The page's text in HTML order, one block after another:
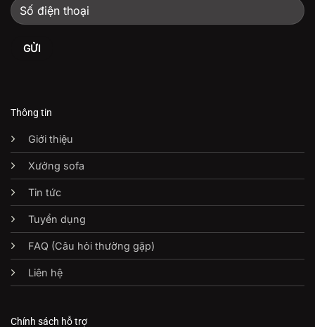
Thông tin
Giới thiệu
Xưởng sofa
Tin tức
Tuyển dụng
FAQ (Câu hỏi thường gặp)
Liên hệ
Chính sách hỗ trợ